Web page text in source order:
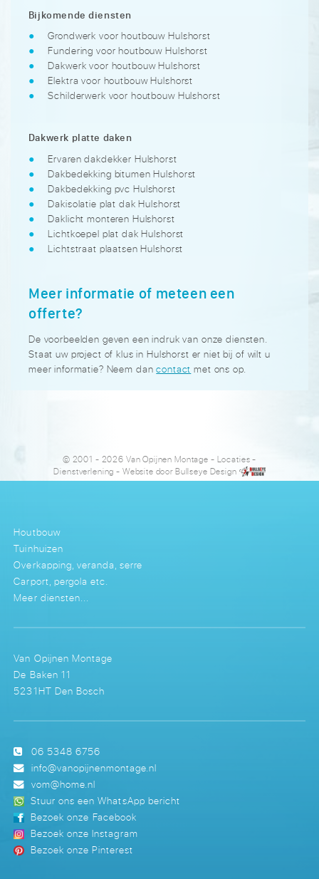
Bijkomende diensten
Grondwerk voor houtbouw Hulshorst
Fundering voor houtbouw Hulshorst
Dakwerk voor houtbouw Hulshorst
Elektra voor houtbouw Hulshorst
Schilderwerk voor houtbouw Hulshorst
Dakwerk platte daken
Ervaren dakdekker Hulshorst
Dakbedekking bitumen Hulshorst
Dakbedekking pvc Hulshorst
Dakisolatie plat dak Hulshorst
Daklicht monteren Hulshorst
Lichtkoepel plat dak Hulshorst
Lichtstraat plaatsen Hulshorst
Meer informatie of meteen een
offerte?
De voorbeelden geven een indruk van onze diensten.
Staat uw project of klus in Hulshorst er niet bij of wilt u
meer informatie? Neem dancontact met ons op.
© 2001 - 2026 Van Opijnen Montage - Locaties-
Dienstverlening - Website doorBullseye Design
Houtbouw
Tuinhuizen
Overkapping, veranda, serre
Carport, pergola etc.
Meer diensten...
Van Opijnen Montage
De Baken 11
5231HT Den Bosch
06 5348 6756
info@vanopijnenmontage.nl
vom@home.nl
Stuur ons een WhatsApp bericht
Bezoek onze Facebook
Bezoek onze Instagram
Bezoek onze Pinterest